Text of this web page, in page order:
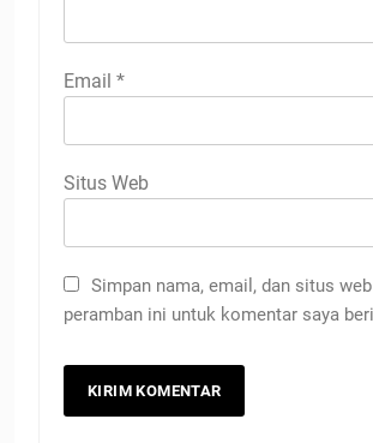
Email *
Situs Web
Simpan nama, email, dan situs
peramban ini untuk komentar saya